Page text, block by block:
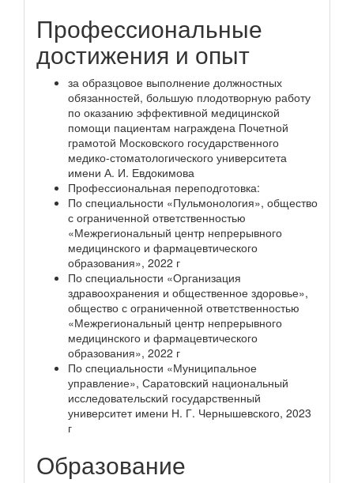
Профессиональные
достижения и опыт
за образцовое выполнение должностных
обязанностей, большую плодотворную работу
по оказанию эффективной медицинской
помощи пациентам награждена Почетной
грамотой Московского государственного
медико-стоматологического университета
имени А. И. Евдокимова
Профессиональная переподготовка:
По специальности «Пульмонология», общество
с ограниченной ответственностью
«Межрегиональный центр непрерывного
медицинского и фармацевтического
образования», 2022 г
По специальности «Организация
здравоохранения и общественное здоровье»,
общество с ограниченной ответственностью
«Межрегиональный центр непрерывного
медицинского и фармацевтического
образования», 2022 г
По специальности «Муниципальное
управление», Саратовский национальный
исследовательский государственный
университет имени Н. Г. Чернышевского, 2023
г
Образование